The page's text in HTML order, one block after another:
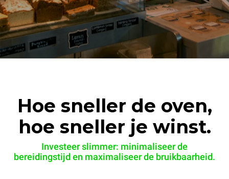
Hoe sneller de oven,
hoe sneller je winst.
Investeer slimmer: minimaliseer de
bereidingstijd en maximaliseer de bruikbaarheid.